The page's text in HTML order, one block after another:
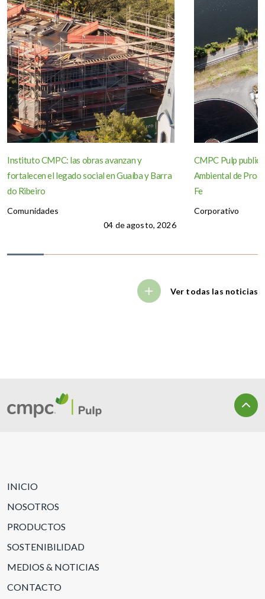
Instituto CMPC: las obras avanzan y
fortalecen el legado social en Guaíba y Barra
do Ribeiro
Comunidades
04 de agosto, 2026
CMPC Pulp
Ambiental de
Fe
Corporativo
Ver todas las noticias
INICIO
NOSOTROS
PRODUCTOS
SOSTENIBILIDAD
MEDIOS & NOTICIAS
CONTACTO